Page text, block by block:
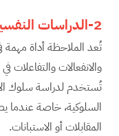
2-الدراسات النفسية
تُعد الملاحظة أداة مهمة
والانفعالات والتفاعلات
تُستخدم لدراسة سلوك
السلوكية، خاصة
المقابلات أو الاستبانات.